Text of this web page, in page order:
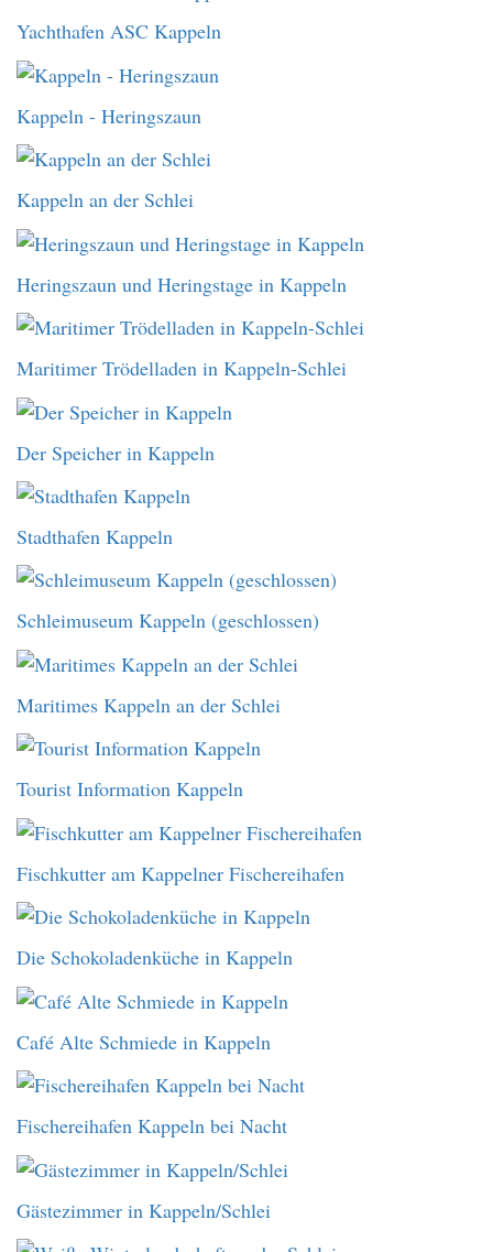
Yachthafen ASC Kappeln
Kappeln - Heringszaun
Kappeln an der Schlei
Heringszaun und Heringstage in Kappeln
Maritimer Trödelladen in Kappeln-Schlei
Der Speicher in Kappeln
Stadthafen Kappeln
Schleimuseum Kappeln (geschlossen)
Maritimes Kappeln an der Schlei
Tourist Information Kappeln
Fischkutter am Kappelner Fischereihafen
Die Schokoladenküche in Kappeln
Café Alte Schmiede in Kappeln
Fischereihafen Kappeln bei Nacht
Gästezimmer in Kappeln/Schlei